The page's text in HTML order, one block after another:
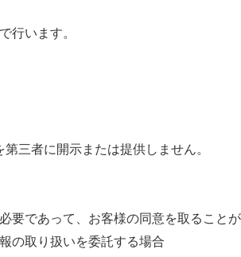
行います。
三者に開示または提供しません。
要であって、お客様の同意を取ること
の取り扱いを委託する場合